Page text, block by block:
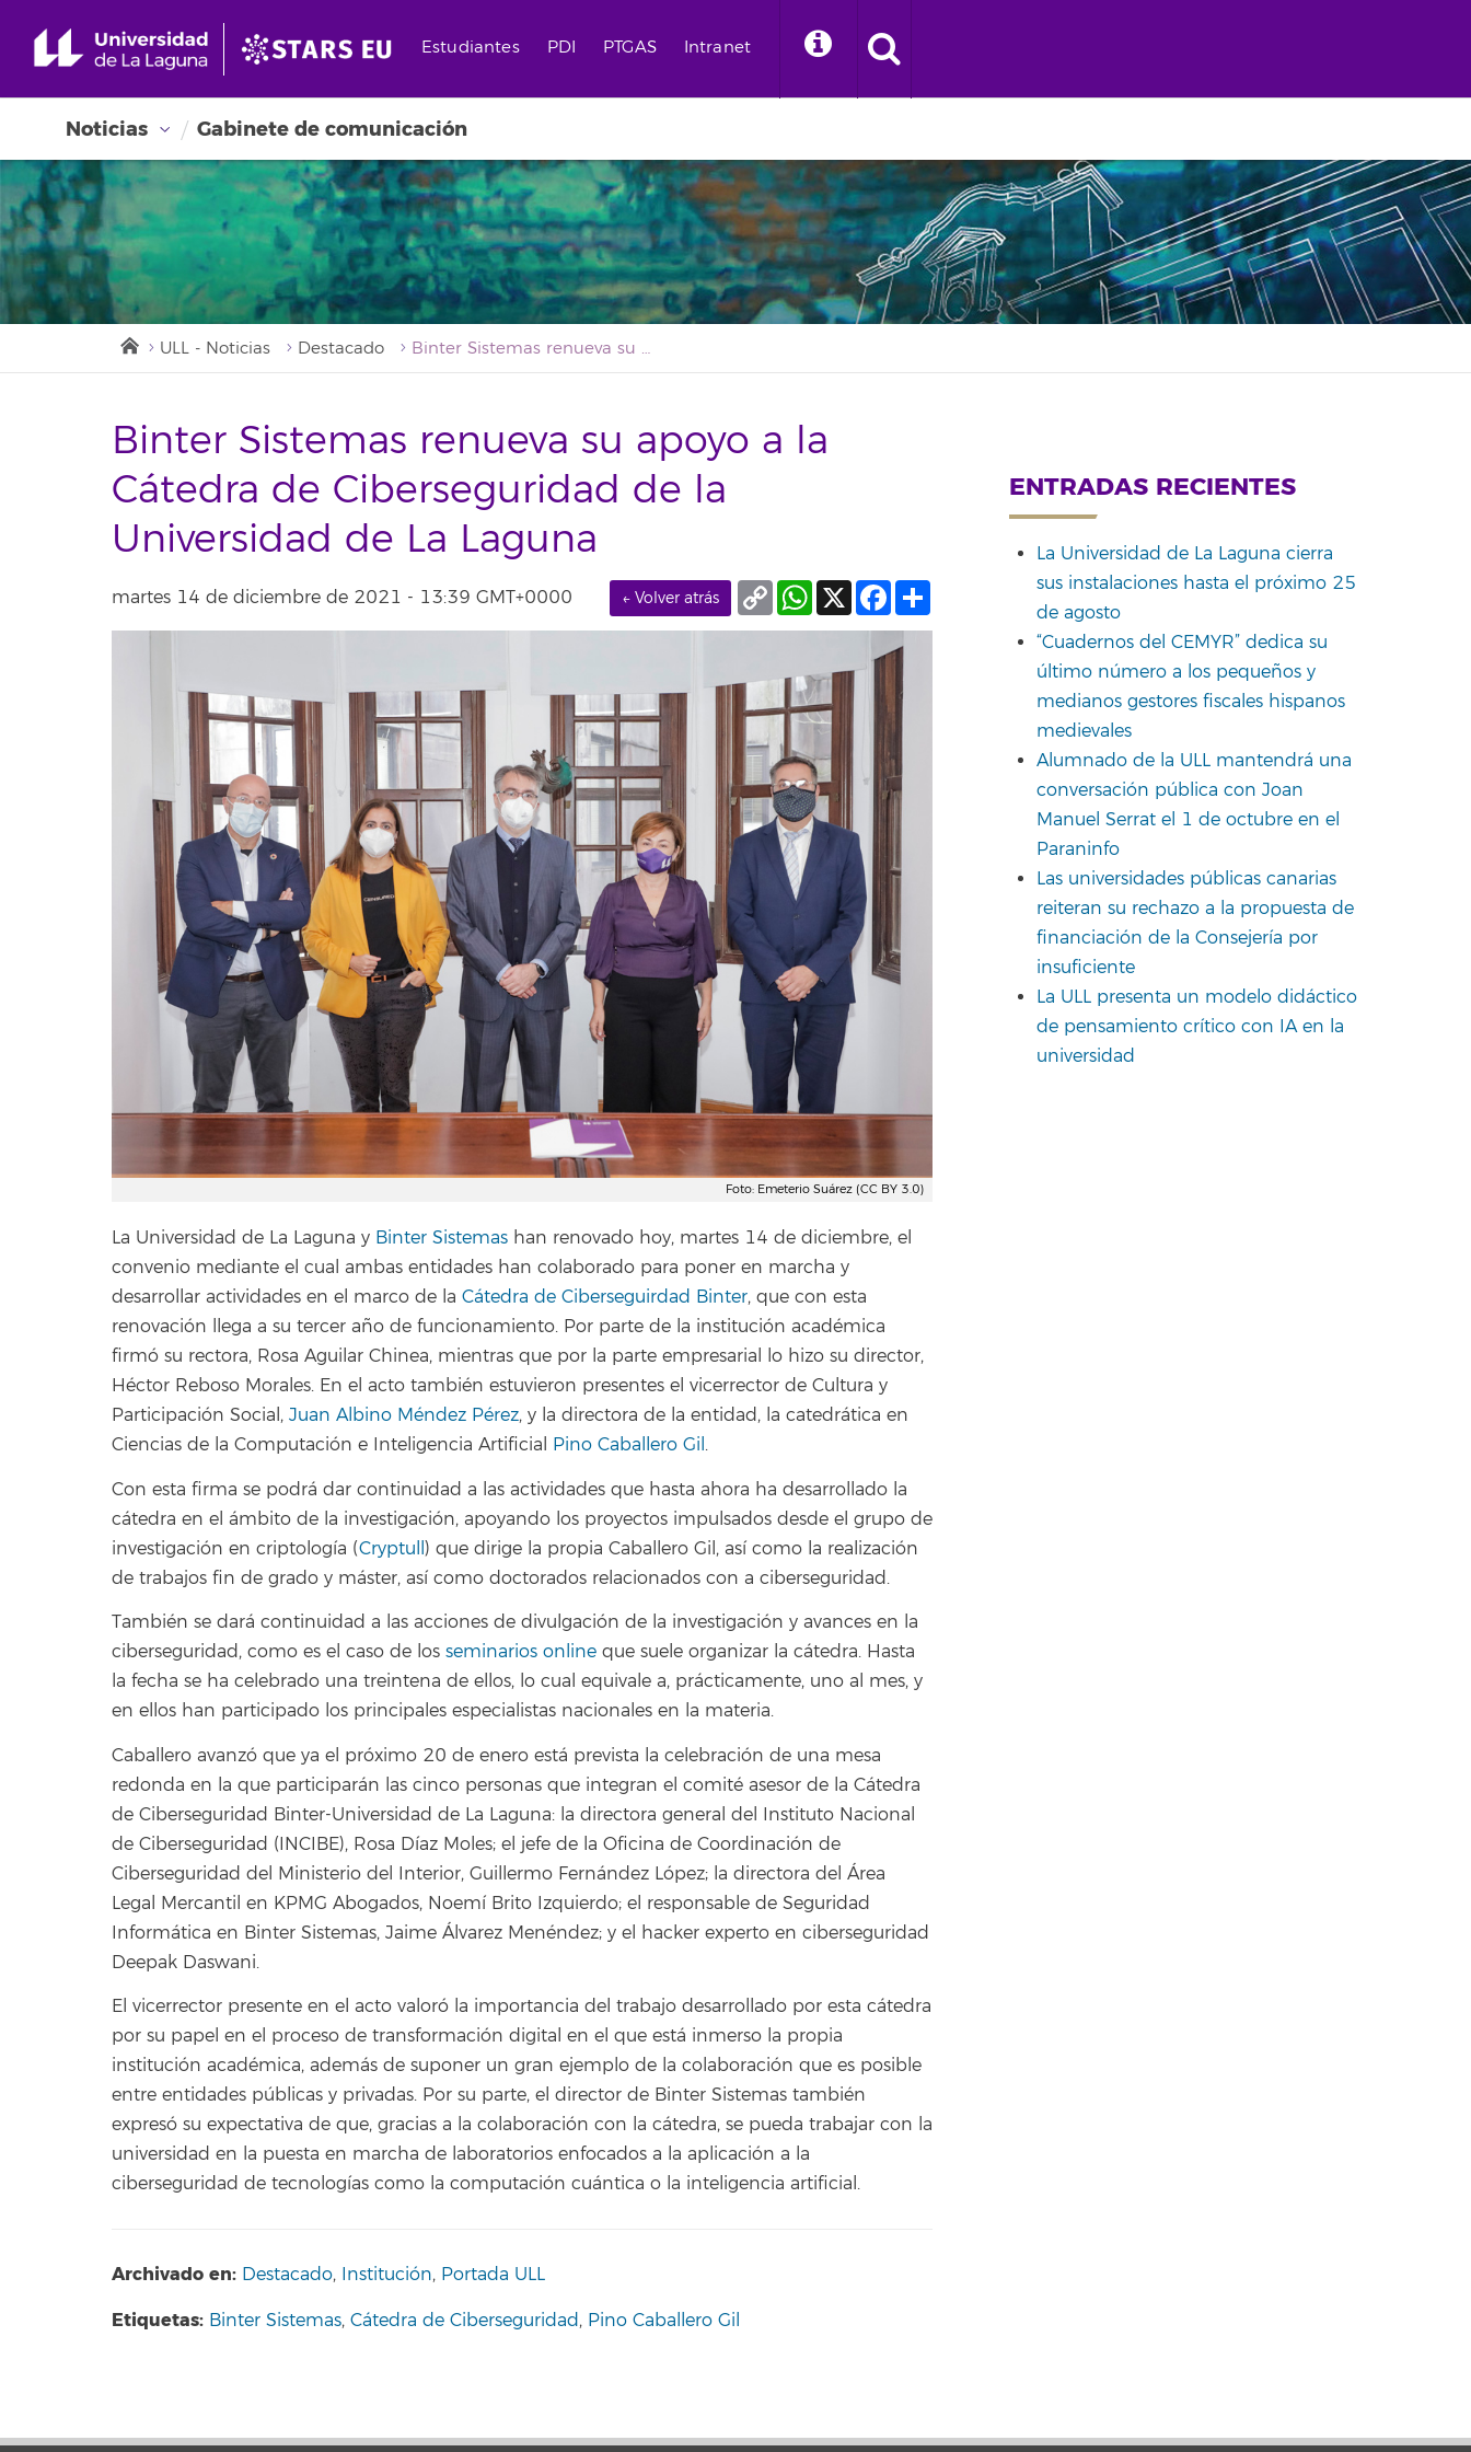
Estudiantes PDI PTGAS Intranet
Noticias Gabinete de comunicación
ULL - Noticias Destacado Binter Sistemas renueva su apoyo a la Cátedra de Ciberseguridad de la Universidad de La Laguna
Binter Sistemas renueva su apoyo a la
Cátedra de Ciberseguridad de la
Universidad de La Laguna
martes 14 de diciembre de 2021 - 13:39 GMT+0000 ← Volver atrás Facebook
X
WhatsApp
Copy
Link
Foto: Emeterio Suárez (CC BY 3.0)
La Universidad de La Laguna y Binter Sistemas han renovado hoy, martes 14 de diciembre, el
convenio mediante el cual ambas entidades han colaborado para poner en marcha y
desarrollar actividades en el marco de la Cátedra de Ciberseguirdad Binter, que con esta
renovación llega a su tercer año de funcionamiento. Por parte de la institución académica
firmó su rectora, Rosa Aguilar Chinea, mientras que por la parte empresarial lo hizo su director,
Héctor Reboso Morales. En el acto también estuvieron presentes el vicerrector de Cultura y
Participación Social, Juan Albino Méndez Pérez, y la directora de la entidad, la catedrática en
Ciencias de la Computación e Inteligencia Artificial Pino Caballero Gil.
Con esta firma se podrá dar continuidad a las actividades que hasta ahora ha desarrollado la
cátedra en el ámbito de la investigación, apoyando los proyectos impulsados desde el grupo de
investigación en criptología (Cryptull ) que dirige la propia Caballero Gil, así como la realización
de trabajos fin de grado y máster, así como doctorados relacionados con a ciberseguridad.
También se dará continuidad a las acciones de divulgación de la investigación y avances en la
ciberseguridad, como es el caso de los seminarios online que suele organizar la cátedra. Hasta
la fecha se ha celebrado una treintena de ellos, lo cual equivale a, prácticamente, uno al mes, y
en ellos han participado los principales especialistas nacionales en la materia.
Caballero avanzó que ya el próximo 20 de enero está prevista la celebración de una mesa
redonda en la que participarán las cinco personas que integran el comité asesor de la Cátedra
de Ciberseguridad Binter-Universidad de La Laguna: la directora general del Instituto Nacional
de Ciberseguridad (INCIBE), Rosa Díaz Moles; el jefe de la Oficina de Coordinación de
Ciberseguridad del Ministerio del Interior, Guillermo Fernández López; la directora del Área
Legal Mercantil en KPMG Abogados, Noemí Brito Izquierdo; el responsable de Seguridad
Informática en Binter Sistemas, Jaime Álvarez Menéndez; y el hacker experto en ciberseguridad
Deepak Daswani.
El vicerrector presente en el acto valoró la importancia del trabajo desarrollado por esta cátedra
por su papel en el proceso de transformación digital en el que está inmerso la propia
institución académica, además de suponer un gran ejemplo de la colaboración que es posible
entre entidades públicas y privadas. Por su parte, el director de Binter Sistemas también
expresó su expectativa de que, gracias a la colaboración con la cátedra, se pueda trabajar con la
universidad en la puesta en marcha de laboratorios enfocados a la aplicación a la
ciberseguridad de tecnologías como la computación cuántica o la inteligencia artificial.
Archivado en: Destacado, Institución, Portada ULL
Etiquetas: Binter Sistemas, Cátedra de Ciberseguridad , Pino Caballero Gil
ENTRADAS RECIENTES
La Universidad de La Laguna cierra
sus instalaciones hasta el próximo 25
de agosto
“Cuadernos del CEMYR” dedica su
último número a los pequeños y
medianos gestores fiscales hispanos
medievales
Alumnado de la ULL mantendrá una
conversación pública con Joan
Manuel Serrat el 1 de octubre en el
Paraninfo
Las universidades públicas canarias
reiteran su rechazo a la propuesta de
financiación de la Consejería por
insuficiente
La ULL presenta un modelo didáctico
de pensamiento crítico con IA en la
universidad